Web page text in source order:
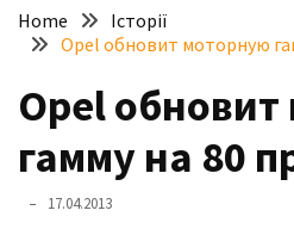
шукати
інтернеті
“як
злити
бензин”
Home
Історії
Opel обновит моторную
Opel
гамму на 80
17.04.2013